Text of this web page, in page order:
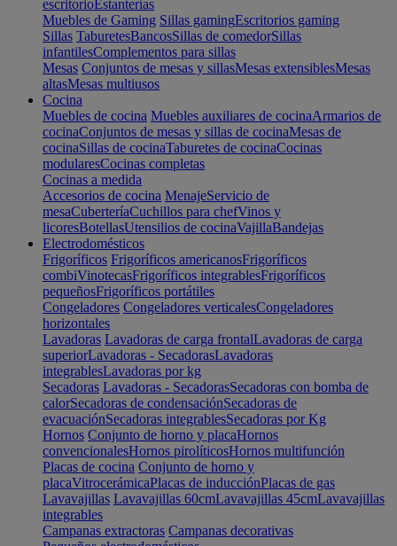
escritorioEstanterías
Muebles de Gaming Sillas gamingEscritorios gaming
Sillas TaburetesBancosSillas de comedorSillas
infantilesComplementos para sillas
Mesas Conjuntos de mesas y sillasMesas extensiblesMesas
altasMesas multiusos
Cocina
Muebles de cocina Muebles auxiliares de cocinaArmarios de
cocinaConjuntos de mesas y sillas de cocinaMesas de
cocinaSillas de cocinaTaburetes de cocinaCocinas
modularesCocinas completas
Cocinas a medida
Accesorios de cocina MenajeServicio de
mesaCuberteríaCuchillos para chefVinos y
licoresBotellasUtensilios de cocinaVajillaBandejas
Electrodomésticos
Frigoríficos Frigoríficos americanosFrigoríficos
combiVinotecasFrigoríficos integrablesFrigoríficos
pequeñosFrigoríficos portátiles
Congeladores Congeladores verticalesCongeladores
horizontales
Lavadoras Lavadoras de carga frontalLavadoras de carga
superiorLavadoras - SecadorasLavadoras
integrablesLavadoras por kg
Secadoras Lavadoras - SecadorasSecadoras con bomba de
calorSecadoras de condensaciónSecadoras de
evacuaciónSecadoras integrablesSecadoras por Kg
Hornos Conjunto de horno y placaHornos
convencionalesHornos pirolíticosHornos multifunción
Placas de cocina Conjunto de horno y
placaVitrocerámicaPlacas de inducciónPlacas de gas
Lavavajillas Lavavajillas 60cmLavavajillas 45cmLavavajillas
integrables
Campanas extractoras Campanas decorativas